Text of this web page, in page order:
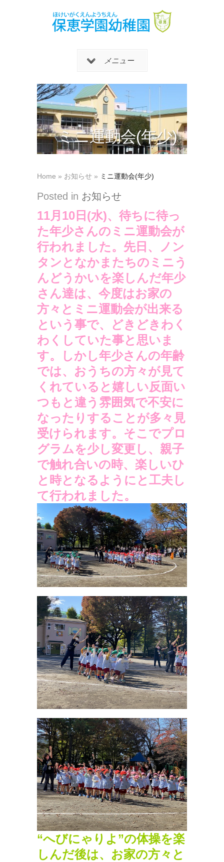
メニュー
ミニ運動会(年少)
Home » お知らせ » ミニ運動会(年少)
Posted in お知らせ
11月10日(水)、待ちに待っ
た年少さんのミニ運動会が
行われました。 先日、ノン
タンとなかまたちのミニう
んどうかいを楽しんだ年少
さん達は、今度はお家の
方々とミニ運動会が出来る
という事で、どきどきわく
わくしていた事と思いま
す。しかし年少さんの年齢
では、おうちの方々が見て
くれていると嬉しい反面い
つもと違う雰囲気で不安に
なったりすることが多々見
受けられます。そこでプロ
グラムを少し変更し、親子
で触れ合いの時、楽しいひ
と時となるようにと工夫し
て行われました。
“へびにゃりよ”の体操を楽
しんだ後は、お家の方々と